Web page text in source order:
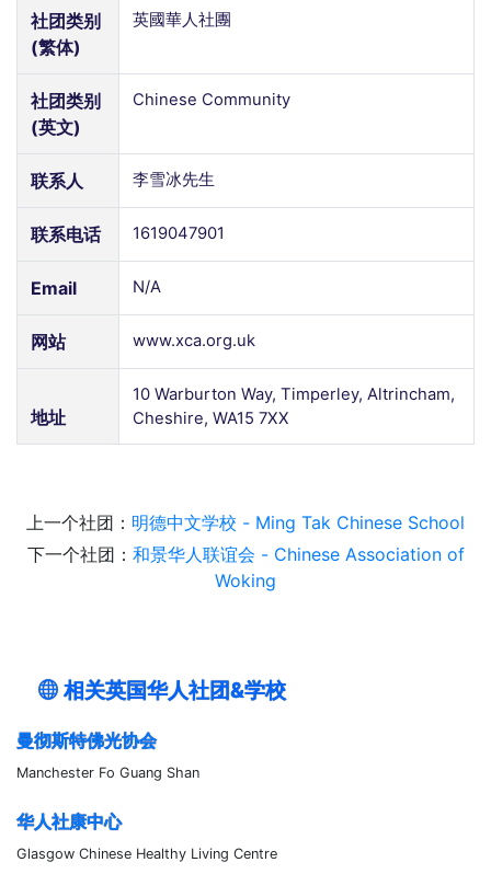
社团类别
(繁体)
英國華人社團
社团类别
(英文)
Chinese Community
联系人 李雪冰先生
联系电话 1619047901
Email N/A
网站 www.xca.org.uk
地址
10 Warburton Way, Timperley, Altrincham,
Cheshire, WA15 7XX
上一个社团： 明德中文学校 - Ming Tak Chinese School
下一个社团： 和景华人联谊会 - Chinese Association of
Woking
相关英国华人社团&学校
曼彻斯特佛光协会
Manchester Fo Guang Shan
华人社康中心
Glasgow Chinese Healthy Living Centre